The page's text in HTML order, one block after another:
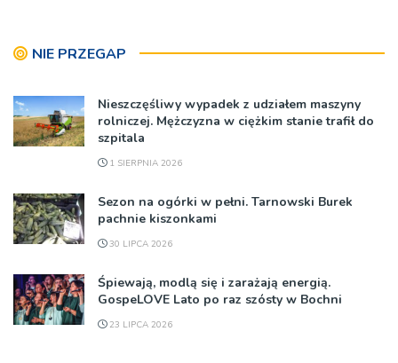
NIE PRZEGAP
Nieszczęśliwy wypadek z udziałem maszyny
rolniczej. Mężczyzna w ciężkim stanie trafił do
szpitala
1 SIERPNIA 2026
Sezon na ogórki w pełni. Tarnowski Burek
pachnie kiszonkami
30 LIPCA 2026
Śpiewają, modlą się i zarażają energią.
GospeLOVE Lato po raz szósty w Bochni
23 LIPCA 2026